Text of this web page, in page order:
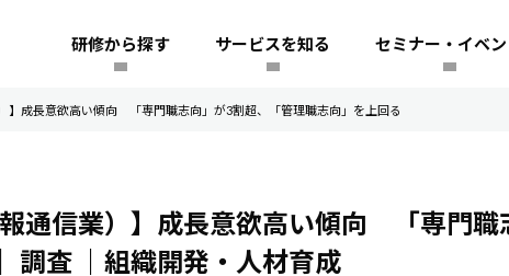
研修から探す サービスを知る セミナー・イベン
】成長意欲高い傾向 「専門職志向」が3割超、「管理職志向」を上回る
通信業）】成長意欲高い傾向 「専門職
調査 ｜組織開発・人材育成